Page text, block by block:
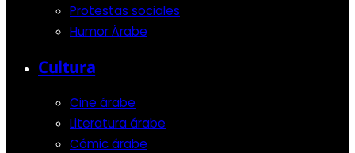
Protestas sociales
Humor Árabe
Cultura
Cine árabe
Literatura árabe
Cómic árabe